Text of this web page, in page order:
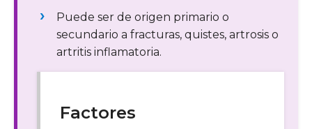
Puede ser de origen primario o
secundario a fracturas, quistes, artrosis o
artritis inflamatoria.
Factores